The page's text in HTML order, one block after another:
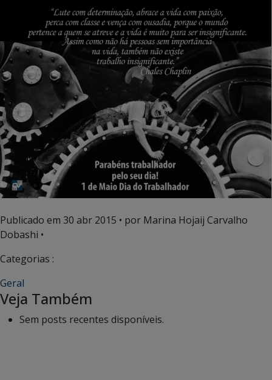
Publicado em 30 abr 2015 • por Marina Hojaij Carvalho
Dobashi •
Categorias :
Geral
Veja Também
Sem posts recentes disponíveis.